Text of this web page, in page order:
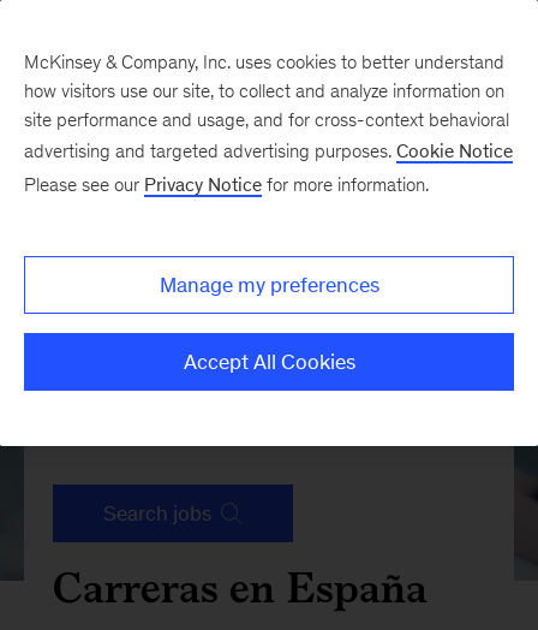
Search jobs
Carreras en España
McKinsey & Company, Inc. uses cookies to better understand
how visitors use our site, to collect and analyze information on
site performance and usage, and for cross-context behavioral
advertising and targeted advertising purposes. Cookie Notice
Please see our Privacy Notice for more information.
Manage my preferences
Accept All Cookies